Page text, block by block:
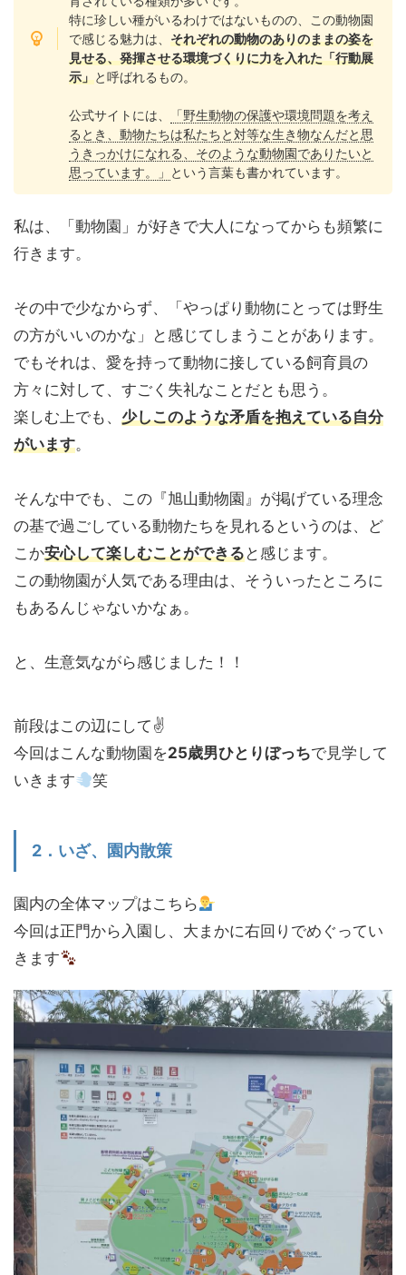
特に珍しい種がいるわけではないものの、この動物園
で感じる魅力は、それぞれの動物のありのままの姿を
見せる、発揮させる環境づくりに力を入れた「行動展
示」と呼ばれるもの。
公式サイトには、
「野生動物の保護や環境問題を考え
るとき、動物たちは私たちと対等な生き物なんだと思
うきっかけになれる、そのような動物園でありたいと
思っています。」 という言葉も書かれています。
私は、「動物園」が好きで大人になってからも頻繁に
行きます。
その中で少なからず、「やっぱり動物にとっては野生
の方がいいのかな」と感じてしまうことがあります。
でもそれは、愛を持って動物に接している飼育員の
方々に対して、すごく失礼なことだとも思う。
楽しむ上でも、 少しこのような矛盾を抱えている自分
がいます。
そんな中でも、この『旭山動物園』が掲げている理念
の基で過ごしている動物たちを見れるというのは、ど
こか安心して楽しむことができると感じます。
この動物園が人気である理由は、そういったところに
もあるんじゃないかなぁ。
と、生意気ながら感じました！！
前段はこの辺にして✌️
今回はこんな動物園を25歳男ひとりぼっちで見学して
いきます
笑
2．いざ、園内散策
園内の全体マップはこちら
今回は正門から入園し、大まかに右回りでめぐってい
きます